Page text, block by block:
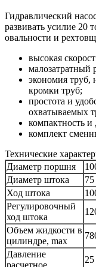
Гидравлический
развивать усилие 20
овальности и
высокая
малозатратный
экономия труб,
кромки труб;
простота и
охватываемых
компактность и
комплект
Технические
Диаметр поршня
Диаметр штока
Ход штока
Регулировочный
ход штока
Объем жидкости в
цилиндре, max
Давление
расчетное